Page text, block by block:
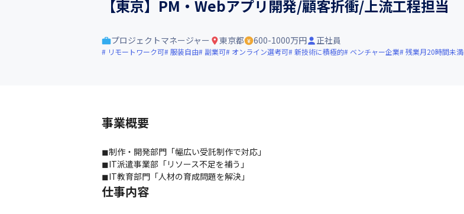
【東京】PM・Webアプリ開発/顧客折衝/上流工程担当
プロジェクトマネージャー 東京都 600-1000万円 正社員
リモートワーク可 服装自由 副業可 オンライン選考可 新技術に積極的 ベンチャー企業 残業月20時間未満
事業概要
◼︎制作・開発部門「幅広い受託制作で対応」
◼︎IT派遣事業部「リソース不足を補う」
◼︎IT教育部門「人材の育成問題を解決」
仕事内容